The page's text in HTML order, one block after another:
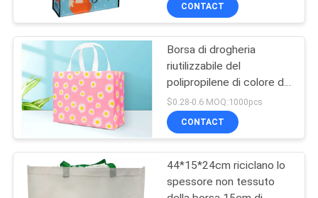
CONTACT
Borsa di drogheria
riutilizzabile del
polipropilene di colore di
Pantone
$0.28-0.6 MOQ:1000pcs
CONTACT
44*15*24cm riciclano lo
spessore non tessuto